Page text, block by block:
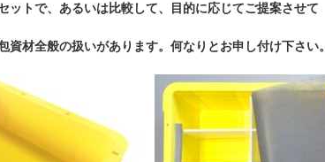
ットで、あるいは比較して、目的に応じてご提案させて
資材全般の扱いがあります。何なりとお申し付け下さい。